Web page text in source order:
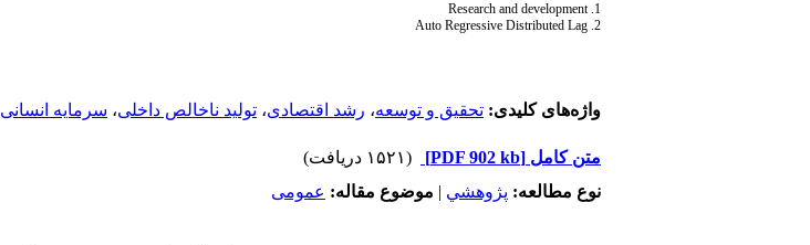
1. Research and development
2. Auto Regressive Distributed Lag
واژه‌های کلیدی: تحقیق و توسعه، رشد اقتصادی، تولید ناخالص داخلی، سرمایه انسانی
متن کامل [PDF 902 kb]
(۱۵۲۱ دریافت)
نوع مطالعه: پژوهشي | موضوع مقاله: عمومى